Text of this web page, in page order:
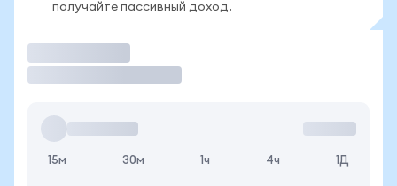
получайте пассивный доход.
15м 30м 1ч 4ч 1Д